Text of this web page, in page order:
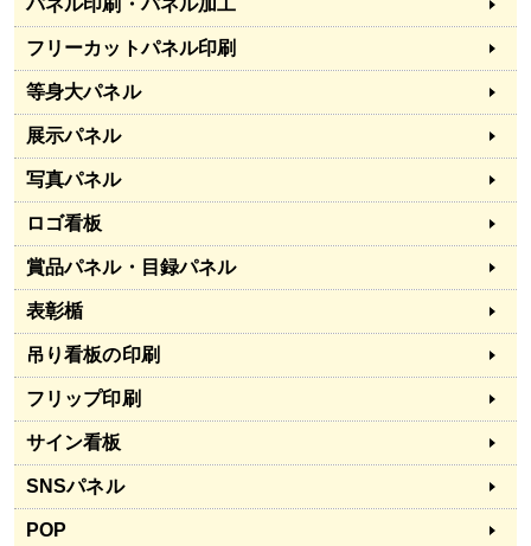
フリーカットパネル印刷
等身大パネル
展示パネル
写真パネル
ロゴ看板
賞品パネル・目録パネル
表彰楯
吊り看板の印刷
フリップ印刷
サイン看板
SNSパネル
POP